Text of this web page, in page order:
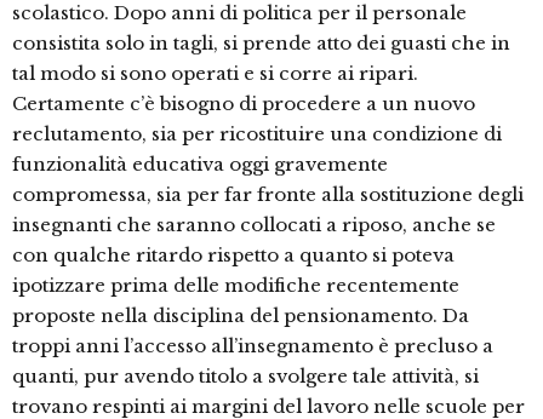
scolastico. Dopo anni di politica per il personale
consistita solo in tagli, si prende atto dei guasti che in
tal modo si sono operati e si corre ai ripari.
Certamente c’è bisogno di procedere a un nuovo
reclutamento, sia per ricostituire una condizione di
funzionalità educativa oggi gravemente
compromessa, sia per far fronte alla sostituzione degli
insegnanti che saranno collocati a riposo, anche se
con qualche ritardo rispetto a quanto si poteva
ipotizzare prima delle modifiche recentemente
proposte nella disciplina del pensionamento. Da
troppi anni l’accesso all’insegnamento è precluso a
quanti, pur avendo titolo a svolgere tale attività, si
trovano respinti ai margini del lavoro nelle scuole per